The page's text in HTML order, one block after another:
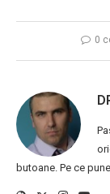
0
butoane. Pe ce